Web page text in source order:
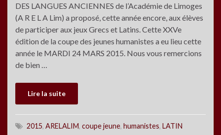
DES LANGUES ANCIENNES de l’Académie de Limoges
(A R E L A Lim) a proposé, cette année encore, aux élèves
de participer aux jeux Grecs et Latins. Cette XXVe
édition de la coupe des jeunes humanistes a eu lieu cette
année le MARDI 24 MARS 2015. Nous vous remercions
de bien …
Lire la suite
2015, ARELALIM, coupe jeune, humanistes, LATIN